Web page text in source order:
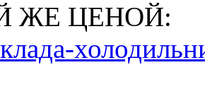
ЖЕ ЦЕНОЙ: